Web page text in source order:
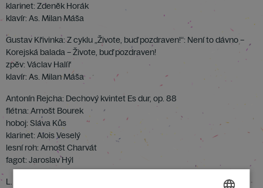
klarinet: Zdeněk Horák
klavír: As. Milan Máša
Gustav Křivinka: Z cyklu „Živote, buď pozdraven!“: Není to dávno –
Korejská balada – Živote, buď pozdraven!
zpěv: Václav Halíř
klavír: As. Milan Máša
Antonín Rejcha: Dechový kvintet Es dur, op. 88
flétna: Arnošt Bourek
hoboj: Sláva Kůs
klarinet: Alois Veselý
lesní roh: Arnošt Charvát
fagot: Jaroslav Hýl
L. van Beethoven: Klavírní sonáta c moll op. 111